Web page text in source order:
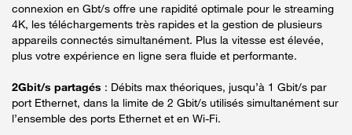
connexion en Gbt/s offre une rapidité optimale pour le streaming
4K, les téléchargements très rapides et la gestion de plusieurs
appareils connectés simultanément. Plus la vitesse est élevée,
plus votre expérience en ligne sera fluide et performante.
2Gbit/s partagés : Débits max théoriques, jusqu’à 1 Gbit/s par
port Ethernet, dans la limite de 2 Gbit/s utilisés simultanément sur
l’ensemble des ports Ethernet et en Wi-Fi.